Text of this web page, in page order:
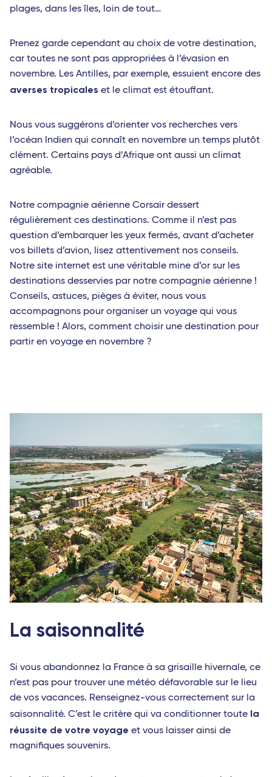
plages, dans les îles, loin de tout…
Prenez garde cependant au choix de votre destination,
car toutes ne sont pas appropriées à l’évasion en
novembre. Les Antilles, par exemple, essuient encore des
averses tropicales et le climat est étouffant.
Nous vous suggérons d’orienter vos recherches vers
l’océan Indien qui connaît en novembre un temps plutôt
clément. Certains pays d’Afrique ont aussi un climat
agréable.
Notre compagnie aérienne Corsair dessert
régulièrement ces destinations. Comme il n’est pas
question d’embarquer les yeux fermés, avant d’acheter
vos billets d’avion, lisez attentivement nos conseils.
Notre site internet est une véritable mine d’or sur les
destinations desservies par notre compagnie aérienne !
Conseils, astuces, pièges à éviter, nous vous
accompagnons pour organiser un voyage qui vous
ressemble ! Alors, comment choisir une destination pour
partir en voyage en novembre ?
La saisonnalité
Si vous abandonnez la France à sa grisaille hivernale, ce
n’est pas pour trouver une météo défavorable sur le lieu
de vos vacances. Renseignez-vous correctement sur la
saisonnalité. C’est le critère qui va conditionner toute la
réussite de votre voyage et vous laisser ainsi de
magnifiques souvenirs.